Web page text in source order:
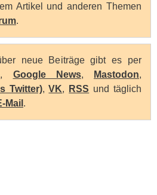
Artikel und anderen Themen
.
neue Beiträge gibt es per
, Google News, Mastodon,
Twitter),VK, RSS und täglich
Mail .